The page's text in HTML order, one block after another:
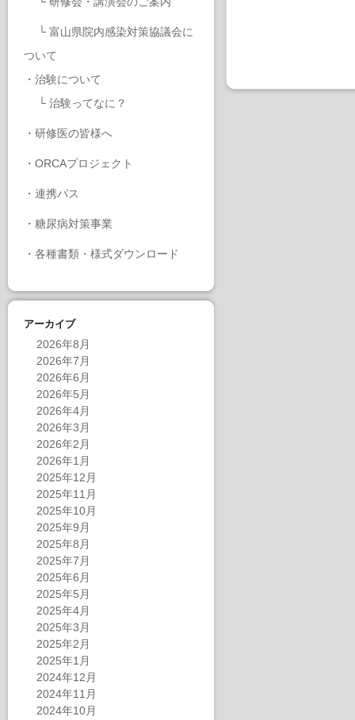
└ 富山県院内感染対策協議会に
ついて
・ 治験について
└ 治験ってなに？
・ 研修医の皆様へ
・ ORCAプロジェクト
・ 連携パス
・ 糖尿病対策事業
・ 各種書類・様式ダウンロード
アーカイブ
2026年8月
2026年7月
2026年6月
2026年5月
2026年4月
2026年3月
2026年2月
2026年1月
2025年12月
2025年11月
2025年10月
2025年9月
2025年8月
2025年7月
2025年6月
2025年5月
2025年4月
2025年3月
2025年2月
2025年1月
2024年12月
2024年11月
2024年10月